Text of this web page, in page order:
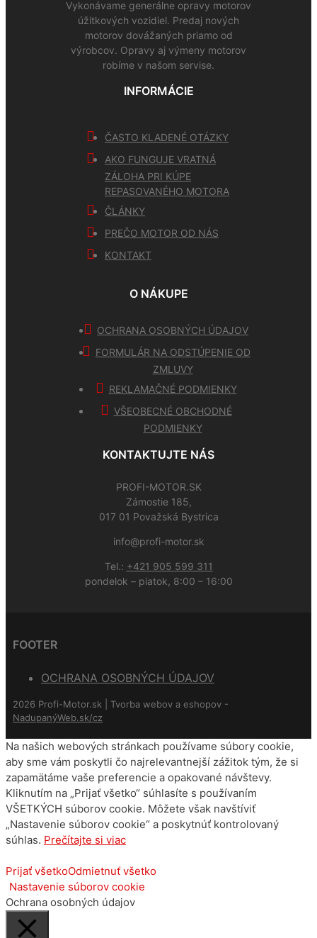
Vykonávame generálne opravy motorov
úžitkových vozidiel. Predaj nových
motorov dovážaných priamo od
výrobcov. Opravy aj výmeny motorov
robíme v našom servise.
INFORMÁCIE
ČASTO KLADENÉ OTÁZKY
AKO FUNGUJE VRATNÁ
ZÁLOHA PRI KÚPE
REPASOVANÉHO MOTORA
ČLÁNKY
PREČO MOTOR OD NÁS
KONTAKT
O NÁKUPE
OCHRANA OSOBNÝCH ÚDAJOV
FORMULÁR NA ODSTÚPENIE OD
ZMLUVY
REKLAMAČNÉ PODMIENKY
VŠEOBECNÉ OBCHODNÉ
PODMIENKY
KONTAKTUJTE NÁS
PROFI-MOTOR.SK
Zámostie 185,
017 01 Považská Bystrica
info@profi-motor.sk
Tel.: +421 905 599 311
pondelok – piatok, 8:00 – 16:00
FOOTER
OCHRANA OSOBNÝCH ÚDAJOV
2026 Profi-Motor.sk | Tvorba webov a eshopov -
NadupanýWeb.sk/cz
Na našich webových stránkach používame súbory cookie,
aby sme vám poskytli čo najrelevantnejší zážitok tým, že si
zapamätáme vaše preferencie a opakované návštevy.
Kliknutím na „Prijať všetko“ súhlasíte s používaním
VŠETKÝCH súborov cookie. Môžete však navštíviť
„Nastavenie súborov cookie“ a poskytnúť kontrolovaný
súhlas. Prečítajte si viac
Prijať všetkoOdmietnuť všetko
Nastavenie súborov cookie
Ochrana osobných údajov